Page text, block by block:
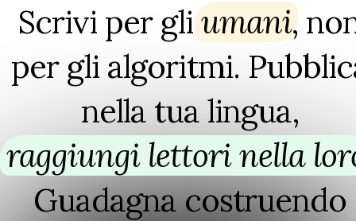
Scrivi per gliumani⁠,
per gli algoritmi.
nella tua lingua,
raggiungi lettori nella
Guadagna costruendo